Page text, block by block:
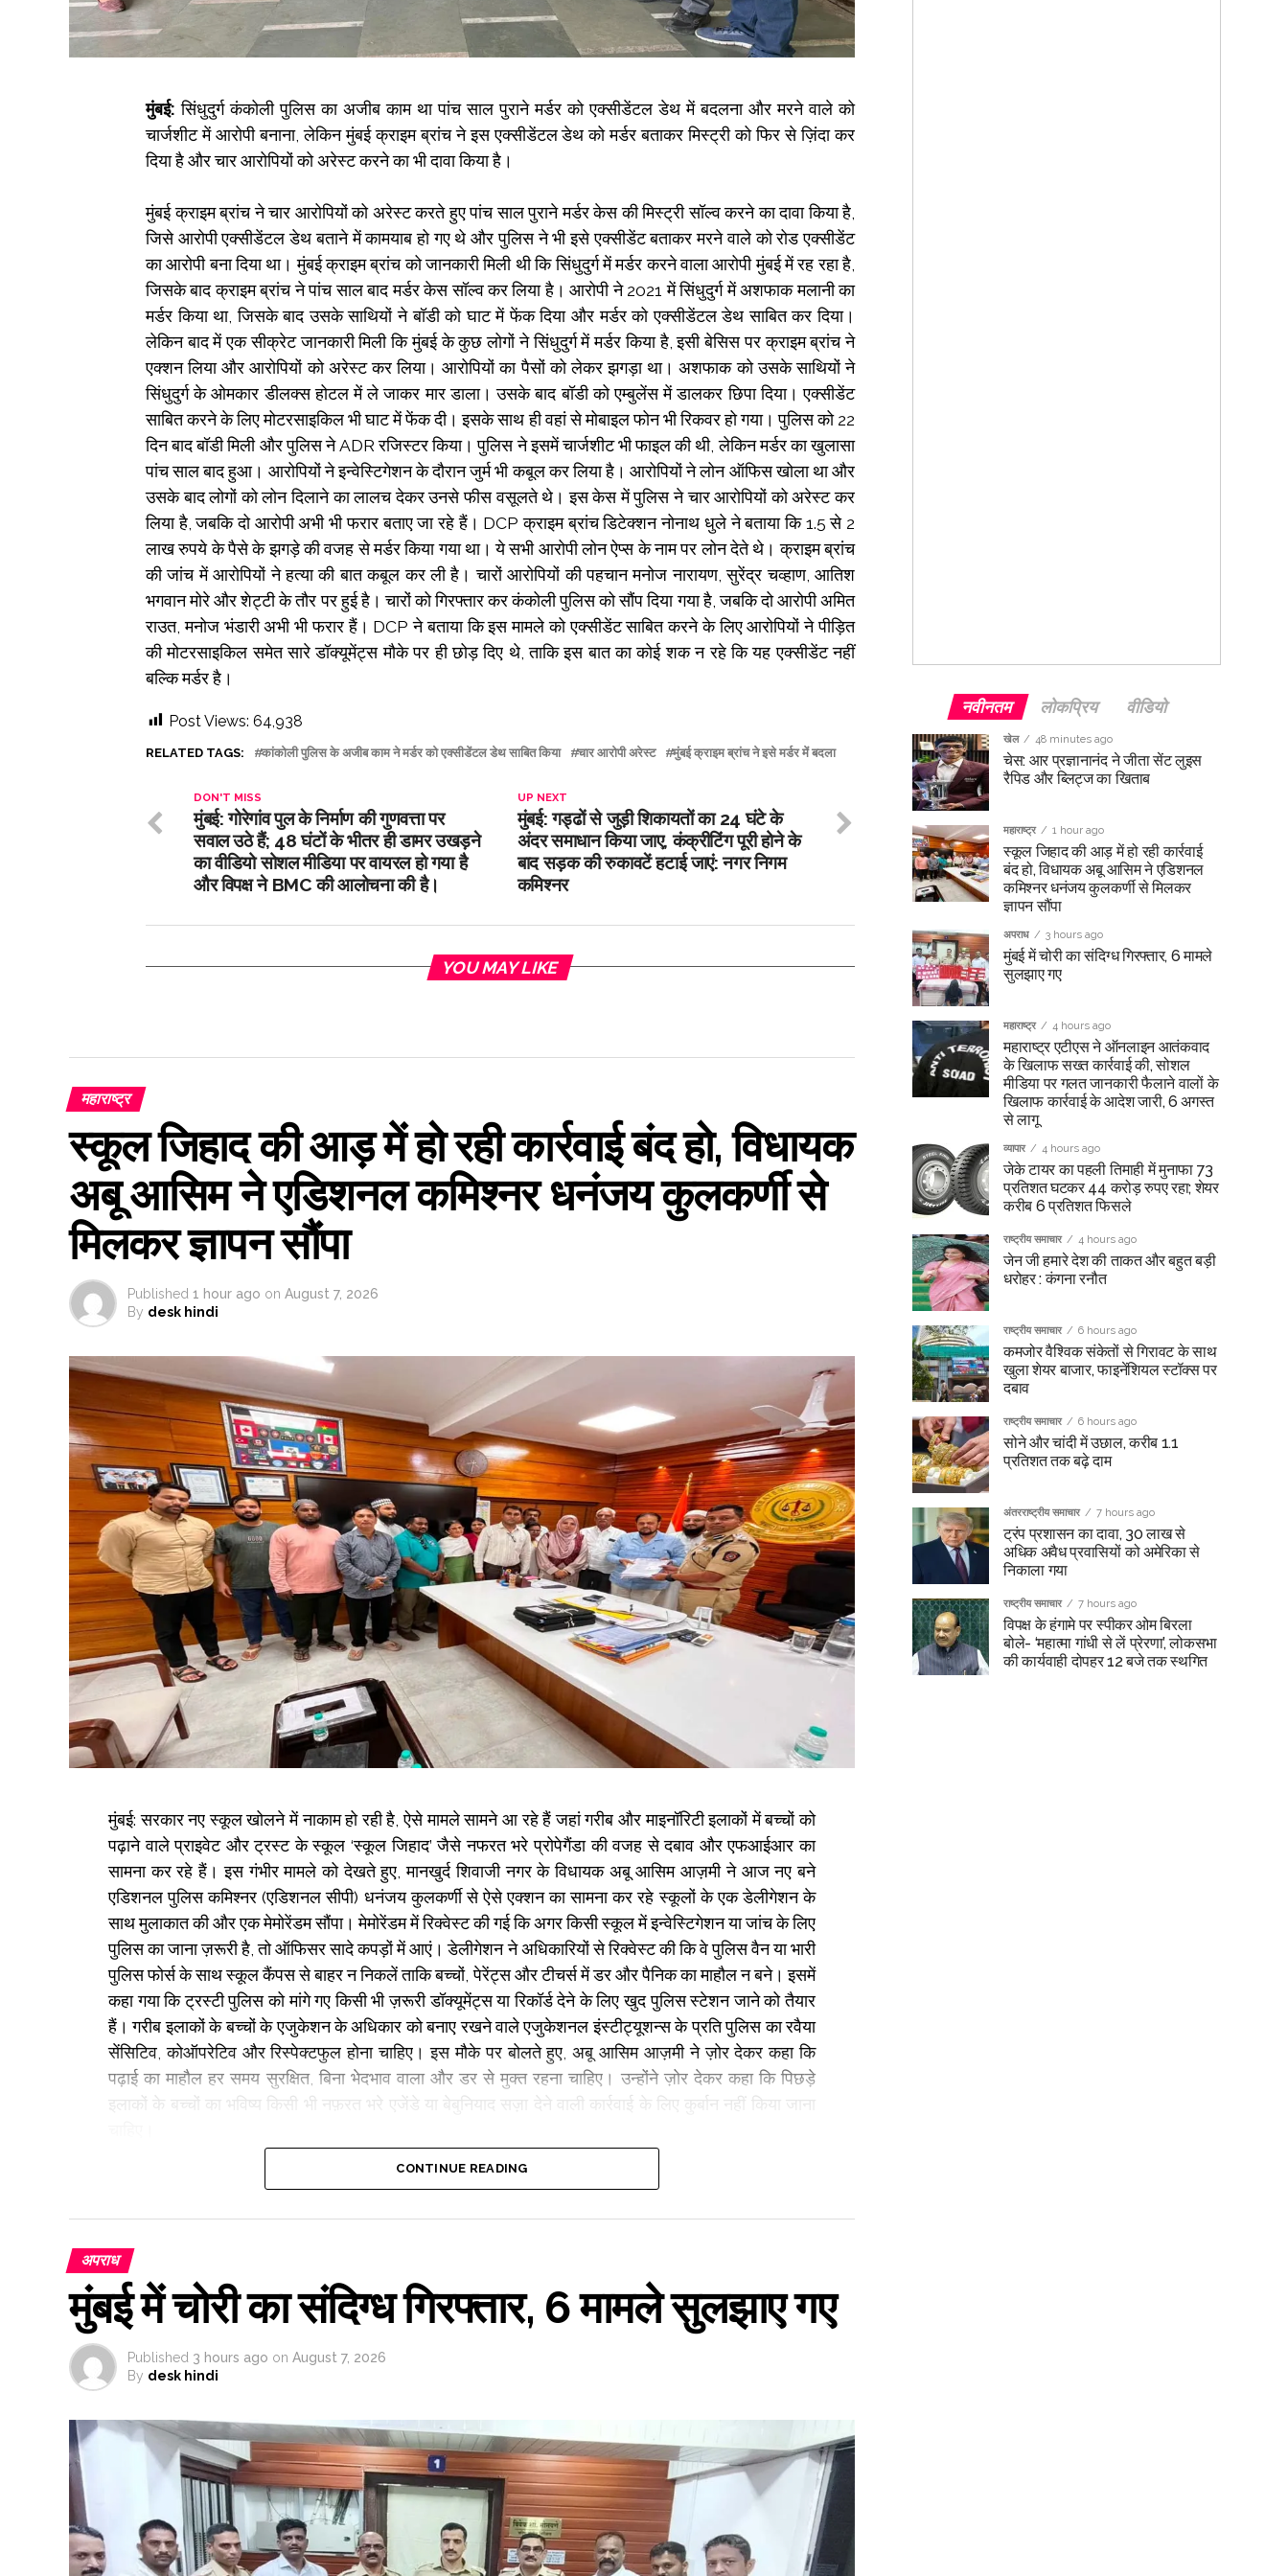
मुंबई: सिंधुदुर्ग कंकोली पुलिस का अजीब काम था पांच साल पुराने मर्डर को एक्सीडेंटल डेथ में बदलना और मरने वाले को
चार्जशीट में आरोपी बनाना, लेकिन मुंबई क्राइम ब्रांच ने इस एक्सीडेंटल डेथ को मर्डर बताकर मिस्ट्री को फिर से ज़िंदा कर
दिया है और चार आरोपियों को अरेस्ट करने का भी दावा किया है।
मुंबई क्राइम ब्रांच ने चार आरोपियों को अरेस्ट करते हुए पांच साल पुराने मर्डर केस की मिस्ट्री सॉल्व करने का दावा किया है,
जिसे आरोपी एक्सीडेंटल डेथ बताने में कामयाब हो गए थे और पुलिस ने भी इसे एक्सीडेंट बताकर मरने वाले को रोड एक्सीडेंट
का आरोपी बना दिया था। मुंबई क्राइम ब्रांच को जानकारी मिली थी कि सिंधुदुर्ग में मर्डर करने वाला आरोपी मुंबई में रह रहा है,
जिसके बाद क्राइम ब्रांच ने पांच साल बाद मर्डर केस सॉल्व कर लिया है। आरोपी ने 2021 में सिंधुदुर्ग में अशफाक मलानी का
मर्डर किया था, जिसके बाद उसके साथियों ने बॉडी को घाट में फेंक दिया और मर्डर को एक्सीडेंटल डेथ साबित कर दिया।
लेकिन बाद में एक सीक्रेट जानकारी मिली कि मुंबई के कुछ लोगों ने सिंधुदुर्ग में मर्डर किया है, इसी बेसिस पर क्राइम ब्रांच ने
एक्शन लिया और आरोपियों को अरेस्ट कर लिया। आरोपियों का पैसों को लेकर झगड़ा था। अशफाक को उसके साथियों ने
सिंधुदुर्ग के ओमकार डीलक्स होटल में ले जाकर मार डाला। उसके बाद बॉडी को एम्बुलेंस में डालकर छिपा दिया। एक्सीडेंट
साबित करने के लिए मोटरसाइकिल भी घाट में फेंक दी। इसके साथ ही वहां से मोबाइल फोन भी रिकवर हो गया। पुलिस को 22
दिन बाद बॉडी मिली और पुलिस ने ADR रजिस्टर किया। पुलिस ने इसमें चार्जशीट भी फाइल की थी, लेकिन मर्डर का खुलासा
पांच साल बाद हुआ। आरोपियों ने इन्वेस्टिगेशन के दौरान जुर्म भी कबूल कर लिया है। आरोपियों ने लोन ऑफिस खोला था और
उसके बाद लोगों को लोन दिलाने का लालच देकर उनसे फीस वसूलते थे। इस केस में पुलिस ने चार आरोपियों को अरेस्ट कर
लिया है, जबकि दो आरोपी अभी भी फरार बताए जा रहे हैं। DCP क्राइम ब्रांच डिटेक्शन नोनाथ धुले ने बताया कि 1.5 से 2
लाख रुपये के पैसे के झगड़े की वजह से मर्डर किया गया था। ये सभी आरोपी लोन ऐप्स के नाम पर लोन देते थे। क्राइम ब्रांच
की जांच में आरोपियों ने हत्या की बात कबूल कर ली है। चारों आरोपियों की पहचान मनोज नारायण, सुरेंद्र चव्हाण, आतिश
भगवान मोरे और शेट्टी के तौर पर हुई है। चारों को गिरफ्तार कर कंकोली पुलिस को सौंप दिया गया है, जबकि दो आरोपी अमित
राउत, मनोज भंडारी अभी भी फरार हैं। DCP ने बताया कि इस मामले को एक्सीडेंट साबित करने के लिए आरोपियों ने पीड़ित
की मोटरसाइकिल समेत सारे डॉक्यूमेंट्स मौके पर ही छोड़ दिए थे, ताकि इस बात का कोई शक न रहे कि यह एक्सीडेंट नहीं
बल्कि मर्डर है।
Post Views: 64,938
RELATED TAGS: कांकोली पुलिस के अजीब काम ने मर्डर को एक्सीडेंटल डेथ साबित किया चार आरोपी अरेस्ट मुंबई क्राइम ब्रांच ने इसे मर्डर में बदला
UP NEXT
मुंबई: गड्ढों से जुड़ी शिकायतों का 24 घंटे के
अंदर समाधान किया जाए, कंक्रीटिंग पूरी होने के
बाद सड़क की रुकावटें हटाई जाएं: नगर निगम
कमिश्नर
DON'T MISS
मुंबई: गोरेगांव पुल के निर्माण की गुणवत्ता पर
सवाल उठे हैं; 48 घंटों के भीतर ही डामर उखड़ने
का वीडियो सोशल मीडिया पर वायरल हो गया है
और विपक्ष ने BMC की आलोचना की है।
YOU MAY LIKE
महाराष्ट्र
स्कूल जिहाद की आड़ में हो रही कार्रवाई बंद हो, विधायक
अबू आसिम ने एडिशनल कमिश्नर धनंजय कुलकर्णी से
मिलकर ज्ञापन सौंपा
Published 1 hour ago on August 7, 2026
By desk hindi
मुंबई: सरकार नए स्कूल खोलने में नाकाम हो रही है, ऐसे मामले सामने आ रहे हैं जहां गरीब और माइनॉरिटी इलाकों में बच्चों को
पढ़ाने वाले प्राइवेट और ट्रस्ट के स्कूल ‘स्कूल जिहाद’ जैसे नफरत भरे प्रोपेगैंडा की वजह से दबाव और एफआईआर का
सामना कर रहे हैं। इस गंभीर मामले को देखते हुए, मानखुर्द शिवाजी नगर के विधायक अबू आसिम आज़मी ने आज नए बने
एडिशनल पुलिस कमिश्नर (एडिशनल सीपी) धनंजय कुलकर्णी से ऐसे एक्शन का सामना कर रहे स्कूलों के एक डेलीगेशन के
साथ मुलाकात की और एक मेमोरेंडम सौंपा। मेमोरेंडम में रिक्वेस्ट की गई कि अगर किसी स्कूल में इन्वेस्टिगेशन या जांच के लिए
पुलिस का जाना ज़रूरी है, तो ऑफिसर सादे कपड़ों में आएं। डेलीगेशन ने अधिकारियों से रिक्वेस्ट की कि वे पुलिस वैन या भारी
पुलिस फोर्स के साथ स्कूल कैंपस से बाहर न निकलें ताकि बच्चों, पेरेंट्स और टीचर्स में डर और पैनिक का माहौल न बने। इसमें
कहा गया कि ट्रस्टी पुलिस को मांगे गए किसी भी ज़रूरी डॉक्यूमेंट्स या रिकॉर्ड देने के लिए खुद पुलिस स्टेशन जाने को तैयार
हैं। गरीब इलाकों के बच्चों के एजुकेशन के अधिकार को बनाए रखने वाले एजुकेशनल इंस्टीट्यूशन्स के प्रति पुलिस का रवैया
सेंसिटिव, कोऑपरेटिव और रिस्पेक्टफुल होना चाहिए। इस मौके पर बोलते हुए, अबू आसिम आज़मी ने ज़ोर देकर कहा कि
पढ़ाई का माहौल हर समय सुरक्षित, बिना भेदभाव वाला और डर से मुक्त रहना चाहिए। उन्होंने ज़ोर देकर कहा कि पिछड़े
इलाकों के बच्चों का भविष्य किसी भी नफ़रत भरे एजेंडे या बेबुनियाद सज़ा देने वाली कार्रवाई के लिए कुर्बान नहीं किया जाना
CONTINUE READING
अपराध
मुंबई में चोरी का संदिग्ध गिरफ्तार, 6 मामले सुलझाए गए
Published 3 hours ago on August 7, 2026
By desk hindi
नवीनतम लोकप्रिय वीडियो
खेल 48 minutes ago
चेस: आर प्रज्ञानानंद ने जीता सेंट लुइस
रैपिड और ब्लिट्ज का खिताब
महाराष्ट्र 1 hour ago
स्कूल जिहाद की आड़ में हो रही कार्रवाई
बंद हो, विधायक अबू आसिम ने एडिशनल
कमिश्नर धनंजय कुलकर्णी से मिलकर
ज्ञापन सौंपा
अपराध 3 hours ago
मुंबई में चोरी का संदिग्ध गिरफ्तार, 6 मामले
सुलझाए गए
महाराष्ट्र 4 hours ago
महाराष्ट्र एटीएस ने ऑनलाइन आतंकवाद
के खिलाफ सख्त कार्रवाई की, सोशल
मीडिया पर गलत जानकारी फैलाने वालों के
खिलाफ कार्रवाई के आदेश जारी, 6 अगस्त
से लागू
व्यापार 4 hours ago
जेके टायर का पहली तिमाही में मुनाफा 73
प्रतिशत घटकर 44 करोड़ रुपए रहा; शेयर
करीब 6 प्रतिशत फिसले
राष्ट्रीय समाचार 4 hours ago
जेन जी हमारे देश की ताकत और बहुत बड़ी
धरोहर : कंगना रनौत
राष्ट्रीय समाचार 6 hours ago
कमजोर वैश्विक संकेतों से गिरावट के साथ
खुला शेयर बाजार, फाइनेंशियल स्टॉक्स पर
दबाव
राष्ट्रीय समाचार 6 hours ago
सोने और चांदी में उछाल, करीब 1.1
प्रतिशत तक बढ़े दाम
अंतरराष्ट्रीय समाचार 7 hours ago
ट्रंप प्रशासन का दावा, 30 लाख से
अधिक अवैध प्रवासियों को अमेरिका से
निकाला गया
राष्ट्रीय समाचार 7 hours ago
विपक्ष के हंगामे पर स्पीकर ओम बिरला
बोले- ‘महात्मा गांधी से लें प्रेरणा’, लोकसभा
की कार्यवाही दोपहर 12 बजे तक स्थगित